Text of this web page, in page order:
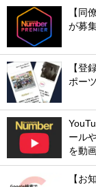
【同
が募
【登
ポー
ール
を動
【お